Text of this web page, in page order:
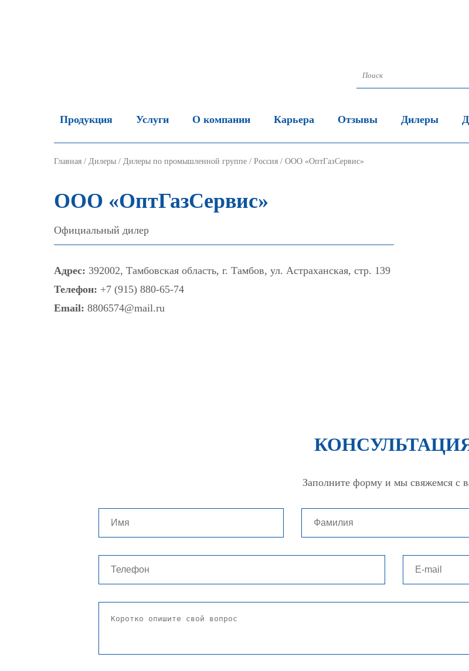
Продукция Услуги О компании Карьера Отзывы Дилеры
Главная / Дилеры / Дилеры по промышленной группе / Россия / ООО «ОптГазСервис»
ООО «ОптГазСервис»
Официальный дилер
Адрес: 392002, Тамбовская область, г. Тамбов, ул. Астраханская, стр. 139
Телефон: +7 (915) 880-65-74
Email: 8806574@mail.ru
Заполните форму и мы свяжемся с